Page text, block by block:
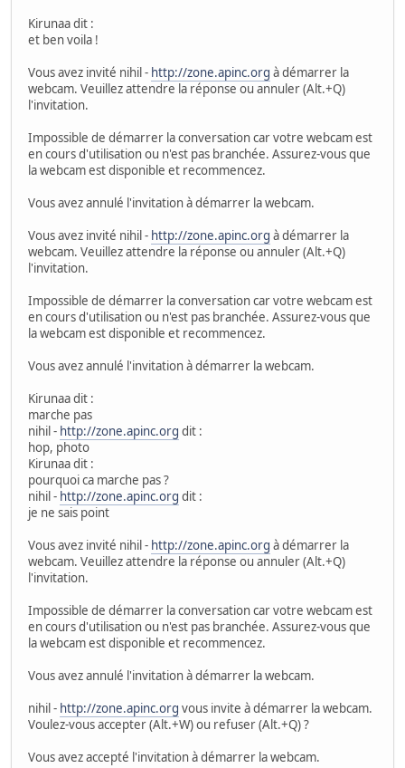
Kirunaa dit :
et ben voila !
Vous avez invité nihil - http://zone.apinc.org à démarrer la
webcam. Veuillez attendre la réponse ou annuler (Alt.+Q)
l'invitation.
Impossible de démarrer la conversation car votre webcam est
en cours d'utilisation ou n'est pas branchée. Assurez-vous que
la webcam est disponible et recommencez.
Vous avez annulé l'invitation à démarrer la webcam.
Vous avez invité nihil - http://zone.apinc.org à démarrer la
webcam. Veuillez attendre la réponse ou annuler (Alt.+Q)
l'invitation.
Impossible de démarrer la conversation car votre webcam est
en cours d'utilisation ou n'est pas branchée. Assurez-vous que
la webcam est disponible et recommencez.
Vous avez annulé l'invitation à démarrer la webcam.
Kirunaa dit :
marche pas
nihil - http://zone.apinc.org dit :
hop, photo
Kirunaa dit :
pourquoi ca marche pas ?
nihil - http://zone.apinc.org dit :
je ne sais point
Vous avez invité nihil - http://zone.apinc.org à démarrer la
webcam. Veuillez attendre la réponse ou annuler (Alt.+Q)
l'invitation.
Impossible de démarrer la conversation car votre webcam est
en cours d'utilisation ou n'est pas branchée. Assurez-vous que
la webcam est disponible et recommencez.
Vous avez annulé l'invitation à démarrer la webcam.
nihil - http://zone.apinc.org vous invite à démarrer la webcam.
Voulez-vous accepter (Alt.+W) ou refuser (Alt.+Q) ?
Vous avez accepté l'invitation à démarrer la webcam.